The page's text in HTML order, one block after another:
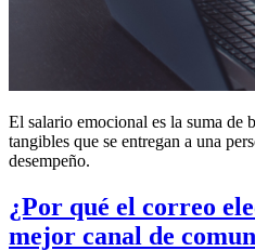
El salario emocional es la suma de
tangibles que se entregan a una
desempeño.
¿Por qué el correo
mejor canal de